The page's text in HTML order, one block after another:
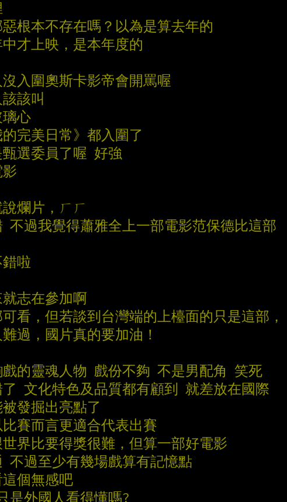
根本不存在嗎？以為是算去年的
才上映，是本年度的
入圍奧斯卡影帝會開罵喔
該叫
心
完美日常》都入圍了
選委員了喔 好強
爛片，ㄏㄏ
不過我覺得蕭雅全上一部電影范保德比這部
啦
志在參加啊
看，但若談到台灣端的上檯面的只是這部，
過，國片真的要加油！
的靈魂人物 戲份不夠 不是男配角 笑死
文化特色及品質都有顧到 就差放在國際
發掘出亮點了
賽而言更適合代表出賽
界比要得獎很難，但算一部好電影
不過至少有幾場戲算有記憶點
個無感吧
是外國人看得懂嗎?